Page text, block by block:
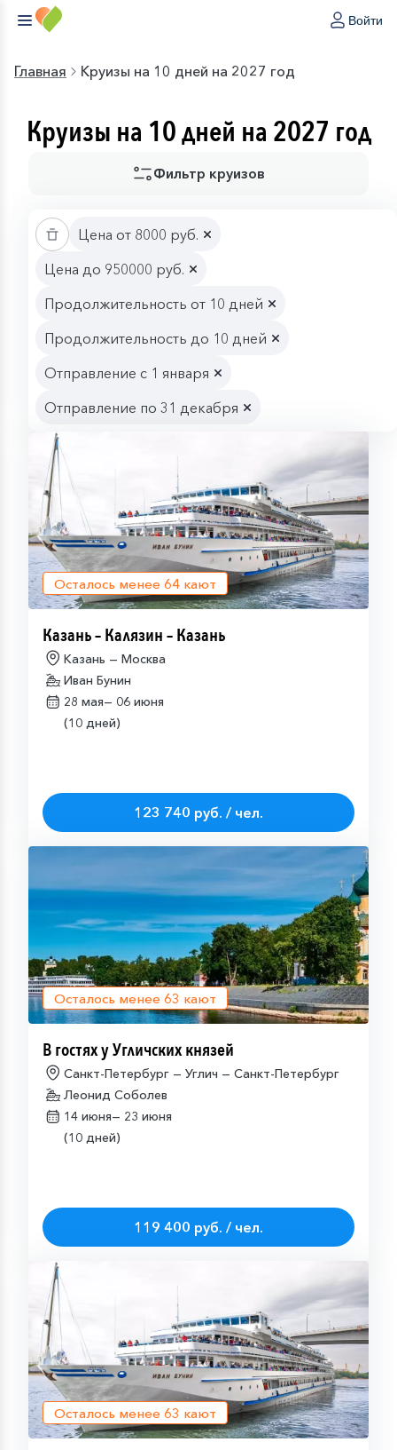
Войти
Главная Круизы на 10 дней на 2027 год
Круизы на 10 дней на 2027 год
Фильтр круизов
Цена от 8000 руб.
Цена до 950000 руб.
Продолжительность от 10 дней
Продолжительность до 10 дней
Отправление с 1 января
Отправление по 31 декабря
Осталось менее 64 кают
Казань – Калязин – Казань
Казань — Москва
Иван Бунин
28 мая— 06 июня
(10 дней)
123 740 руб. / чел.
Осталось менее 63 кают
В гостях у Угличских князей
Санкт-Петербург — Углич — Санкт-Петербург
Леонид Соболев
14 июня— 23 июня
(10 дней)
119 400 руб. / чел.
Осталось менее 63 кают